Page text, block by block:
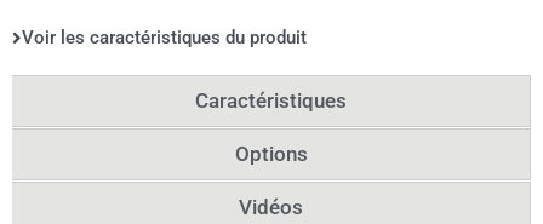
Voir les caractéristiques du produit
Caractéristiques
Options
Vidéos